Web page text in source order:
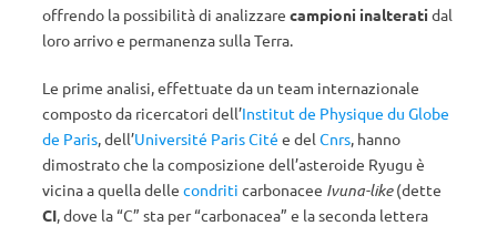
offrendo la possibilità di analizzare campioni inalterati dal
loro arrivo e permanenza sulla Terra.
Le prime analisi, effettuate da un team internazionale
composto da ricercatori dell’Institut de Physique du Globe
de Paris, dell’Université Paris Cité e del Cnrs, hanno
dimostrato che la composizione dell’asteroide Ryugu è
vicina a quella delle condriti carbonacee Ivuna-like(dette
CI, dove la “C” sta per “carbonacea” e la seconda lettera